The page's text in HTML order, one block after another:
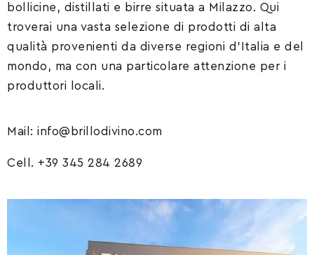
Our experts are ready to
answer your questions
bollicine, distillati e birre situata a Milazzo. Qui
troverai una vasta selezione di prodotti di alta
qualità provenienti da diverse regioni d’Italia e del
mondo, ma con una particolare attenzione per i
produttori locali.
Mail: info@brillodivino.com
Cell. +39 345 284 2689